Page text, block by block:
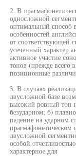
2. В
односложной
оптимальный способ
особенностей
от соответствующей
усеченный характер
активное участие
тонов (прежде всего
позиционные
3. В случаях
двусложной базе
высокий ровный тон
безударном; б)
падение на ударном
прагмафонетическом
двусложной
особой
характерное для